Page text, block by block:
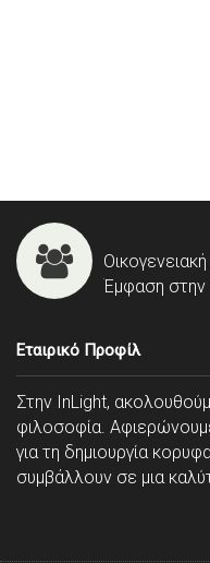
Έμφαση
Εταιρικό Προφίλ
Στην InLight,
φιλοσοφία.
για τη δημιουργία
συμβάλλουν σε μια